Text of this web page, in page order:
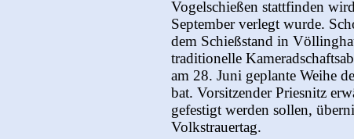
Vogelschießen stattfinden
September verlegt wurde.
dem Schießstand in
traditionelle
am 28. Juni geplante Weihe
bat. Vorsitzender Priesnitz
gefestigt werden sollen,
Volkstrauertag.